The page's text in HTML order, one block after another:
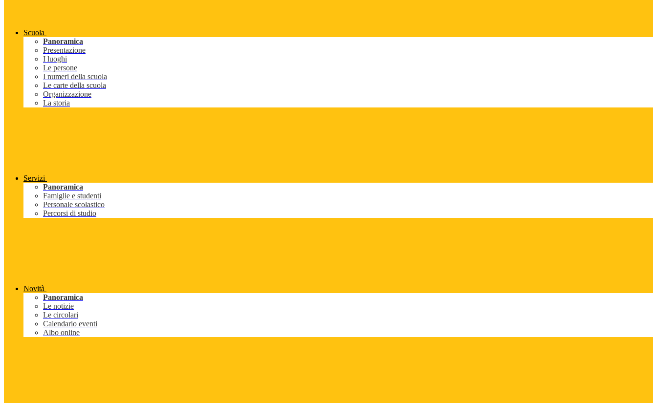
Scuola
Panoramica
Presentazione
I luoghi
Le persone
I numeri della scuola
Le carte della scuola
Organizzazione
La storia
Servizi
Panoramica
Famiglie e studenti
Personale scolastico
Percorsi di studio
Novità
Panoramica
Le notizie
Le circolari
Calendario eventi
Albo online